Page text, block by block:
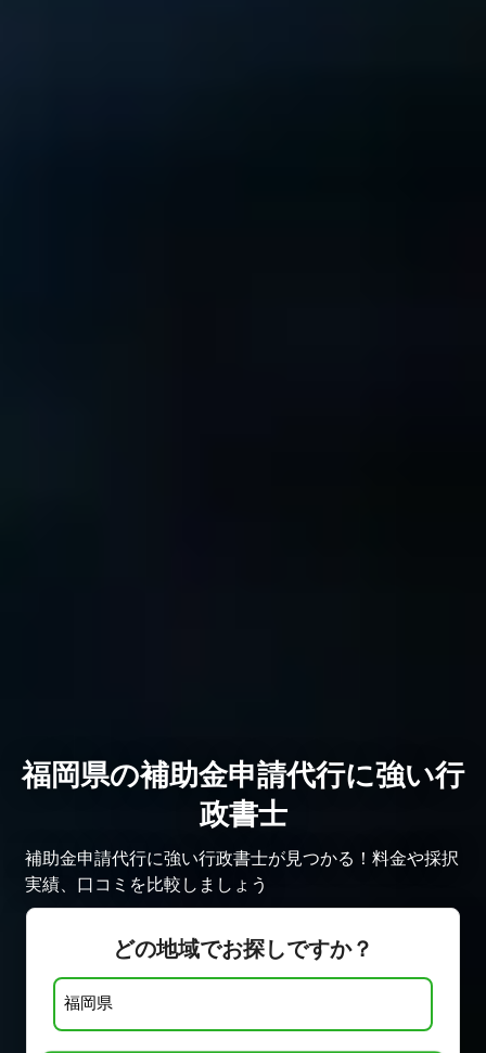
福岡県の補助金申請代行に強い行
政書士
補助金申請代行に強い行政書士が見つかる！料金や採択
実績、口コミを比較しましょう
どの地域でお探しですか？